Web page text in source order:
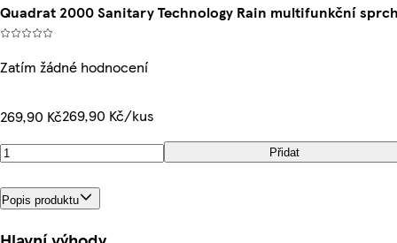
Quadrat 2000 Sanitary Technology Rain multifunkční
Zatím žádné hodnocení
269,90 Kč269,90 Kč/kus
Přidat
Popis produktu